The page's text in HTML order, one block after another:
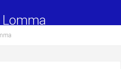
juridik
jobb
och äldreboende
Lomma